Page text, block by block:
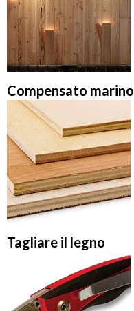
Compensato marino
Tagliare il legno